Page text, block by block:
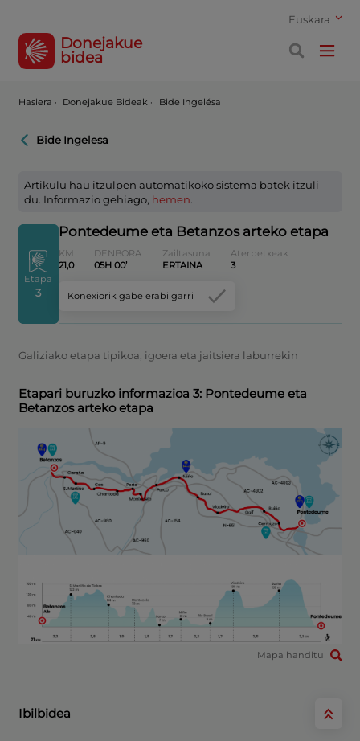
Euskara
Donejakue
bidea
Hasiera · Donejakue Bideak · Bide Ingelésa
Bide Ingelesa
Artikulu hau itzulpen automatikoko sistema batek itzuli
du. Informazio gehiago, hemen.
Etapa
3
Pontedeume eta Betanzos arteko etapa
KM
21,0
DENBORA
05H 00’
Zailtasuna
ERTAINA
Aterpetxeak
3
Konexiorik gabe erabilgarri
Galiziako etapa tipikoa, igoera eta jaitsiera laburrekin
Etapari buruzko informazioa 3: Pontedeume eta
Betanzos arteko etapa
Mapa handitu
Ibilbidea